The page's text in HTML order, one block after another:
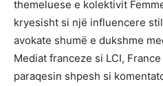
themeluese e kolektivit
kryesisht si një influencere
avokate shumë e dukshme
Mediat franceze si LCI,
paraqesin shpesh si